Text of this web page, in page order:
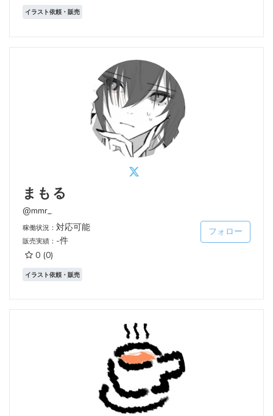
イラスト依頼・販売
まもる
@mmr_
稼働状況： 対応可能
販売実績： -件
0 (0)
フォロー
イラスト依頼・販売